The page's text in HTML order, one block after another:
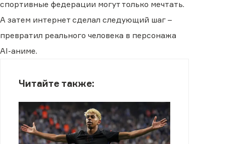
спортивные федерации могут только мечтать.
А затем интернет сделал следующий шаг −
превратил реального человека в персонажа
AI-аниме.
Читайте также: